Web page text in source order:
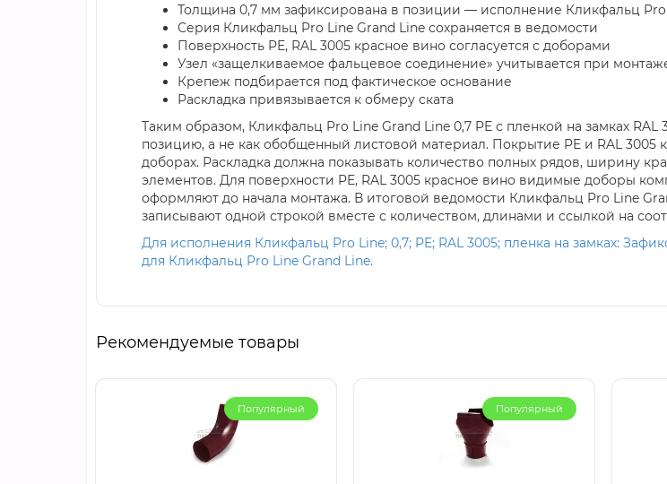
Толщина 0,7 мм зафиксирована в позиции — исполнение Кликфальц Pro
Серия Кликфальц Pro Line Grand Line сохраняется в ведомости
Поверхность PE, RAL 3005 красное вино согласуется с доборами
Узел «защелкиваемое фальцевое соединение» учитывается при
Крепеж подбирается под фактическое основание
Раскладка привязывается к обмеру ската
Таким образом, Кликфальц Pro Line Grand Line 0,7 PE с пленкой на замках
позицию, а не как обобщенный листовой материал. Покрытие PE и RAL
доборах. Раскладка должна показывать количество полных рядов, ширину
элементов. Для поверхности PE, RAL 3005 красное вино видимые доборы
оформляют до начала монтажа. В итоговой ведомости Кликфальц Pro Line
записывают одной строкой вместе с количеством, длинами и ссылкой на
Для исполнения Кликфальц Pro Line; 0,7; PE; RAL 3005; пленка на замках:
для Кликфальц Pro Line Grand Line.
Рекомендуемые товары
Популярный Популярный